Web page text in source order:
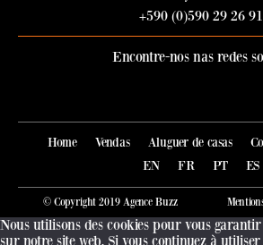
+590 (0)590 29 26 91
Encontre-nos nas redes
Home Vendas Aluguer de casas
EN
FR PT ES
© Copyright 2019 Agence Buzz
Nous utilisons des cookies pour vous
sur notre site web. Si vous continuez à